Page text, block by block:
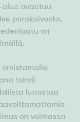
avautuu
porakaivosta,
on
omistamalla
toimii
lunastaa
on voimassa